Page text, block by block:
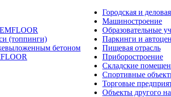
(топпинги)
бетоном
Городская и
Машиностроение
Образовательные
Паркинги и
Пищевая отрасль
Приборостроение
Складские
Спортивные
Торговые
Объекты другого